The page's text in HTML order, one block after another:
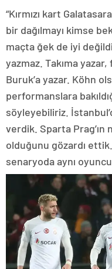
“Kırmızı kart
bir dağılmayı kimse
maçta ğek de iyi
yazmaz. Takıma
Buruk’a yazar. Köhn
performanslara
söyleyebiliriz.
verdik. Sparta Prag’ın
olduğunu gözardı
senaryoda aynı